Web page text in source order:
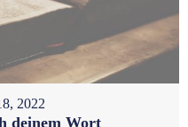
2022
deinem Wort